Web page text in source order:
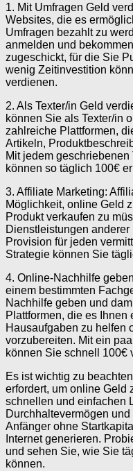
1. Mit Umfragen Geld
Websites, die es
Umfragen bezahlt zu
anmelden und
zugeschickt, für die Sie
wenig Zeitinvestition
verdienen.
2. Als Texter/in Geld
können Sie als Texter/in
zahlreiche Plattformen,
Artikeln,
Mit jedem
können so täglich 100€
3. Affiliate Marketing:
Möglichkeit, online Geld
Produkt verkaufen zu
Dienstleistungen
Provision für jeden
Strategie können Sie
4. Online-Nachhilfe
einem bestimmten
Nachhilfe geben und
Plattformen, die es
Hausaufgaben zu helfen
vorzubereiten. Mit ein
können Sie schnell 100€
Es ist wichtig zu
erfordert, um online Geld
schnellen und einfachen
Durchhaltevermögen
Anfänger ohne
Internet generieren.
und sehen Sie, wie Sie
können.